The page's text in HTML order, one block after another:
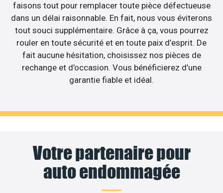
faisons tout pour remplacer toute pièce défectueuse
dans un délai raisonnable. En fait, nous vous éviterons
tout souci supplémentaire. Grâce à ça, vous pourrez
rouler en toute sécurité et en toute paix d’esprit. De
fait aucune hésitation, choisissez nos pièces de
rechange et d’occasion. Vous bénéficierez d’une
garantie fiable et idéal.
Votre partenaire pour
auto endommagée